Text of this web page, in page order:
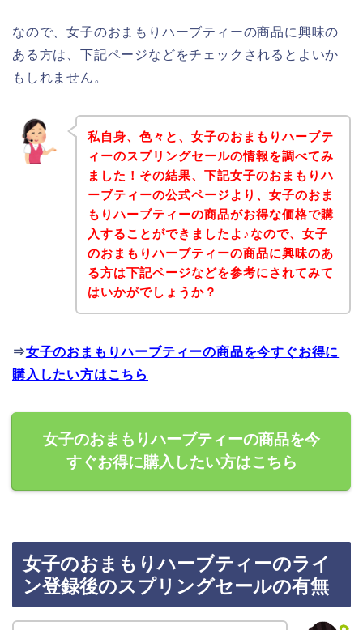
なので、女子のおまもりハーブティーの商品に興味の
ある方は、下記ページなどをチェックされるとよいか
もしれません。
私自身、色々と、女子のおまもりハーブテ
ィーのスプリングセールの情報を調べてみ
ました！その結果、下記女子のおまもりハ
ーブティーの公式ページより、女子のおま
もりハーブティーの商品がお得な価格で購
入することができましたよ♪なので、女子
のおまもりハーブティーの商品に興味のあ
る方は下記ページなどを参考にされてみて
はいかがでしょうか？
⇒女子のおまもりハーブティーの商品を今すぐお得に
購入したい方はこちら
女子のおまもりハーブティーの商品を今
すぐお得に購入したい方はこちら
女子のおまもりハーブティーのライ
ン登録後のスプリングセールの有無